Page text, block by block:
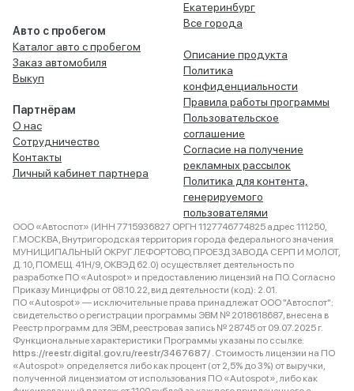
Авто с пробегом
Каталог авто с пробегом
Заказ автомобиля
Выкуп
Партнёрам
О нас
Сотрудничество
Контакты
Личный кабинет партнера
Екатеринбург
Все города
Описание продукта
Политика
конфиденциальности
Правила работы программы
Пользовательское
соглашение
Согласие на получение
рекламных рассылок
Политика для контента,
генерируемого
пользователями
ООО «Автоспот» (ИНН 7715936827 ОРГН 1127746774825 адрес 111250,
Г.МОСКВА, Внутригородская территория города федерального значения
МУНИЦИПАЛЬНЫЙ ОКРУГ ЛЕФОРТОВО, ПРОЕЗД ЗАВОДА СЕРП И МОЛОТ,
Д. 10, ПОМЕЩ. 41Н/9, ОКВЭД 62.0) осуществляет деятельность по
разработке ПО «Autospot» и предоставлению лицензий на ПО. Согласно
Приказу Минцифры от 08.10.22, вид деятельности (код): 2.01.
ПО «Autospot» — исключительные права принадлежат ООО "Автоспот":
свидетельство о регистрации программы ЭВМ № 2018618687, внесена в
Реестр программ для ЭВМ, реестровая запись № 28745 от 09.07.2025 г.
Функциональные характеристики Программы указаны по ссылке:
https://reestr.digital.gov.ru/reestr/3467687/ . Стоимость лицензии на ПО
«Autospot» определяется либо как процент (от 2,5% до 3%) от выручки,
полученной лицензиатом от использования ПО «Autospot», либо как